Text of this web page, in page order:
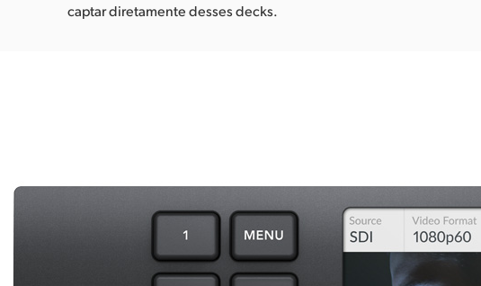
captar diretamente desses decks.